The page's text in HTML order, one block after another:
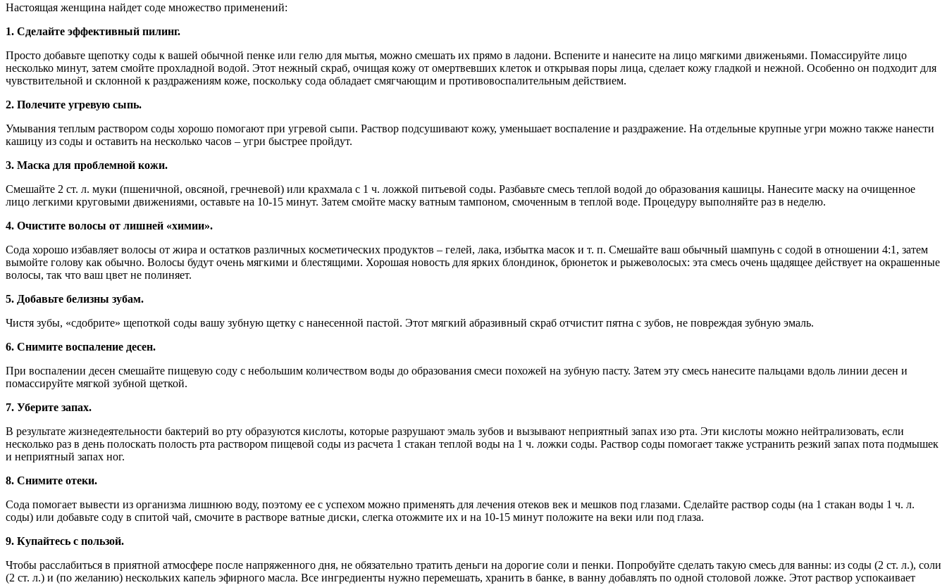
Настоящая женщина найдет соде множество применений:
1. Сделайте эффективный пилинг.
Просто добавьте щепотку соды к вашей обычной пенке или гелю для мытья, можно смешать их прямо в ладони. Вспените и нанесите на лицо мягкими движеньями. Помассируйте лицо
несколько минут, затем смойте прохладной водой. Этот нежный скраб, очищая кожу от омертвевших клеток и открывая поры лица, сделает кожу гладкой и нежной. Особенно он подходит для
чувствительной и склонной к раздражениям коже, поскольку сода обладает смягчающим и противовоспалительным действием.
2. Полечите угревую сыпь.
Умывания теплым раствором соды хорошо помогают при угревой сыпи. Раствор подсушивают кожу, уменьшает воспаление и раздражение. На отдельные крупные угри можно также нанести
кашицу из соды и оставить на несколько часов – угри быстрее пройдут.
3. Маска для проблемной кожи.
Смешайте 2 ст. л. муки (пшеничной, овсяной, гречневой) или крахмала с 1 ч. ложкой питьевой соды. Разбавьте смесь теплой водой до образования кашицы. Нанесите маску на очищенное
лицо легкими круговыми движениями, оставьте на 10-15 минут. Затем смойте маску ватным тампоном, смоченным в теплой воде. Процедуру выполняйте раз в неделю.
4. Очистите волосы от лишней «химии».
Сода хорошо избавляет волосы от жира и остатков различных косметических продуктов – гелей, лака, избытка масок и т. п. Смешайте ваш обычный шампунь с содой в отношении 4:1, затем
вымойте голову как обычно. Волосы будут очень мягкими и блестящими. Хорошая новость для ярких блондинок, брюнеток и рыжеволосых: эта смесь очень щадящее действует на окрашенные
волосы, так что ваш цвет не полиняет.
5. Добавьте белизны зубам.
Чистя зубы, «сдобрите» щепоткой соды вашу зубную щетку с нанесенной пастой. Этот мягкий абразивный скраб отчистит пятна с зубов, не повреждая зубную эмаль.
6. Снимите воспаление десен.
При воспалении десен смешайте пищевую соду с небольшим количеством воды до образования смеси похожей на зубную пасту. Затем эту смесь нанесите пальцами вдоль линии десен и
помассируйте мягкой зубной щеткой.
7. Уберите запах.
В результате жизнедеятельности бактерий во рту образуются кислоты, которые разрушают эмаль зубов и вызывают неприятный запах изо рта. Эти кислоты можно нейтрализовать, если
несколько раз в день полоскать полость рта раствором пищевой соды из расчета 1 стакан теплой воды на 1 ч. ложки соды. Раствор соды помогает также устранить резкий запах пота подмышек
и неприятный запах ног.
8. Снимите отеки.
Сода помогает вывести из организма лишнюю воду, поэтому ее с успехом можно применять для лечения отеков век и мешков под глазами. Сделайте раствор соды (на 1 стакан воды 1 ч. л.
соды) или добавьте соду в спитой чай, смочите в растворе ватные диски, слегка отожмите их и на 10-15 минут положите на веки или под глаза.
9. Купайтесь с пользой.
Чтобы расслабиться в приятной атмосфере после напряженного дня, не обязательно тратить деньги на дорогие соли и пенки. Попробуйте сделать такую смесь для ванны: из соды (2 ст. л.), соли
(2 ст. л.) и (по желанию) нескольких капель эфирного масла. Все ингредиенты нужно перемешать, хранить в банке, в ванну добавлять по одной столовой ложке. Этот раствор успокаивает